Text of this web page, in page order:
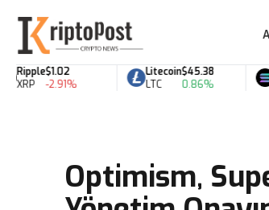
$1.02
-2.91%
Litecoin
LTC
$45.38
0.86%
Optimism,